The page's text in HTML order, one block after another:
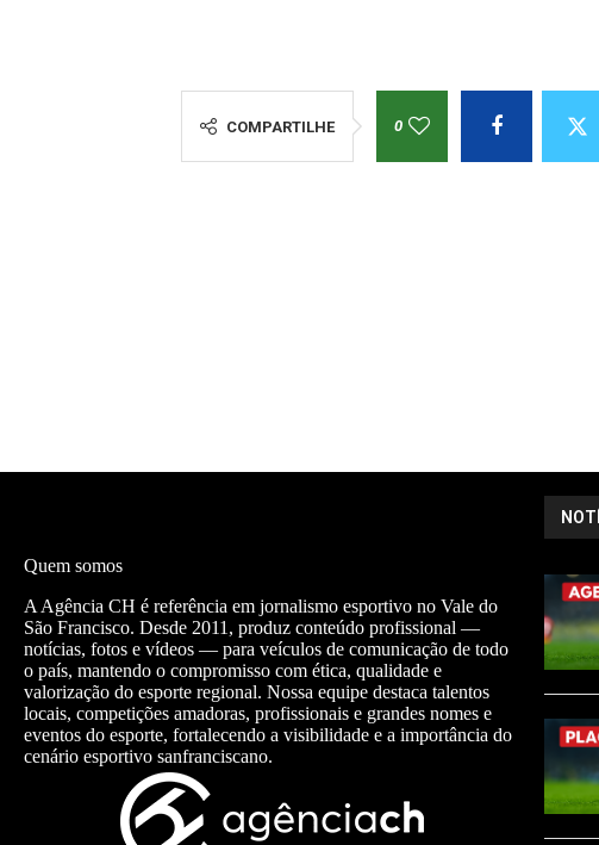
COMPARTILHE 0
Quem somos
A Agência CH é referência em jornalismo esportivo no Vale do
São Francisco. Desde 2011, produz conteúdo profissional —
notícias, fotos e vídeos — para veículos de comunicação de todo
o país, mantendo o compromisso com ética, qualidade e
valorização do esporte regional. Nossa equipe destaca talentos
locais, competições amadoras, profissionais e grandes nomes e
eventos do esporte, fortalecendo a visibilidade e a importância do
cenário esportivo sanfranciscano.